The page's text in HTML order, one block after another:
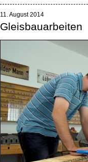
11. August 2014
Gleisbauarbeiten